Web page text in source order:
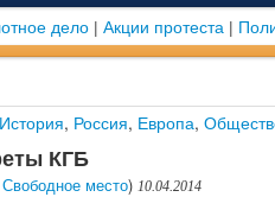
дело | Акции протеста |
История, Россия, Европа,
КГБ
Свободное место) 10.04.2014